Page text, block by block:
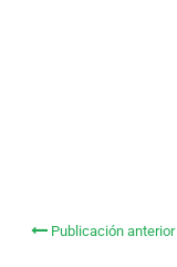
Publicación anterior